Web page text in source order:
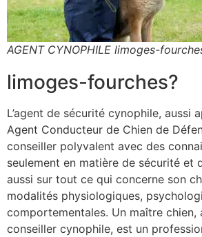
AGENT CYNOPHILE limoges-
limoges-fourches?
L’agent de sécurité cynophile, aussi
Agent Conducteur de Chien de
conseiller polyvalent avec des
seulement en matière de sécurité et
aussi sur tout ce qui concerne son
modalités physiologiques,
comportementales. Un maître chien,
conseiller cynophile, est un